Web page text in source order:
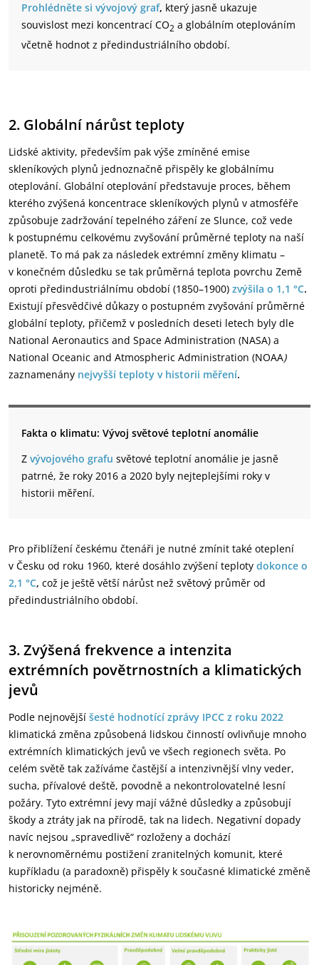
Prohlédněte si vývojový graf, který jasně ukazuje
souvislost mezi koncentrací CO2 a globálním oteplováním
včetně hodnot z předindustriálního období.
2. Globální nárůst teploty
Lidské aktivity, především pak výše zmíněné emise
skleníkových plynů jednoznačně přispěly ke globálnímu
oteplování. Globální oteplování představuje proces, během
kterého zvýšená koncentrace skleníkových plynů v atmosféře
způsobuje zadržování tepelného záření ze Slunce, což vede
k postupnému celkovému zvyšování průměrné teploty na naší
planetě. To má pak za následek extrémní změny klimatu –
v konečném důsledku se tak průměrná teplota povrchu Země
oproti předindustriálnímu období (1850–1900) zvýšila o 1,1 °C.
Existují přesvědčivé důkazy o postupném zvyšování průměrné
globální teploty, přičemž v posledních deseti letech byly dle
National Aeronautics and Space Administration (NASA) a
National Oceanic and Atmospheric Administration (NOAA)
zaznamenány nejvyšší teploty v historii měření.
Fakta o klimatu: Vývoj světové teplotní anomálie
Z vývojového grafu světové teplotní anomálie je jasně
patrné, že roky 2016 a 2020 byly nejteplejšími roky v
historii měření.
Pro přiblížení českému čtenáři je nutné zmínit také oteplení
v Česku od roku 1960, které dosáhlo zvýšení teploty dokonce o
2,1 °C, což je ještě větší nárůst než světový průměr od
předindustriálního období.
3. Zvýšená frekvence a intenzita
extrémních povětrnostních a klimatických
jevů
Podle nejnovější šesté hodnotící zprávy IPCC z roku 2022
klimatická změna způsobená lidskou činností ovlivňuje mnoho
extrémních klimatických jevů ve všech regionech světa. Po
celém světě tak zažíváme častější a intenzivnější vlny veder,
sucha, přívalové deště, povodně a nekontrolovatelné lesní
požáry. Tyto extrémní jevy mají vážné důsledky a způsobují
škody a ztráty jak na přírodě, tak na lidech. Negativní dopady
navíc nejsou „spravedlivě“ rozloženy a dochází
k nerovnoměrnému postižení zranitelných komunit, které
kupříkladu (a paradoxně) přispěly k současné klimatické změně
historicky nejméně.